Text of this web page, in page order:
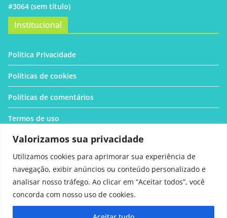
Valorizamos sua privacidade
Utilizamos cookies para aprimorar sua experiência de
navegação, exibir anúncios ou conteúdo personalizado e
analisar nosso tráfego. Ao clicar em “Aceitar todos”, você
concorda com nosso uso de cookies.
#3064 (sem título)
Institucional
Política Privacidade
Políticas de cookies
Políticas de comentários
Termos de uso
Quem Somos
Contato